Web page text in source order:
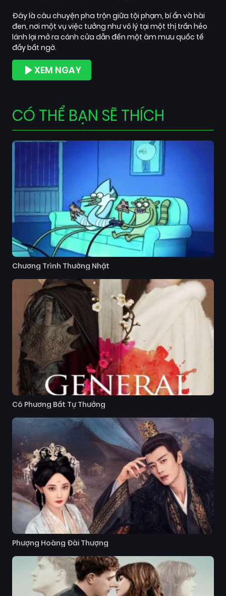
Đây là câu chuyện pha trộn giữa tội phạm, bí ẩn và hài
đen, nơi một vụ việc tưởng như vô lý tại một thị trấn hẻo
lánh lại mở ra cánh cửa dẫn đến một âm mưu quốc tế
đầy bất ngờ.
XEM NGAY
CÓ THỂ BẠN SẼ THÍCH
Chương Trình Thường Nhật
Cô Phương Bất Tự Thưởng
Phượng Hoàng Đài Thượng